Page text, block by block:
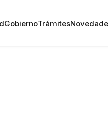
GobiernoTrámites